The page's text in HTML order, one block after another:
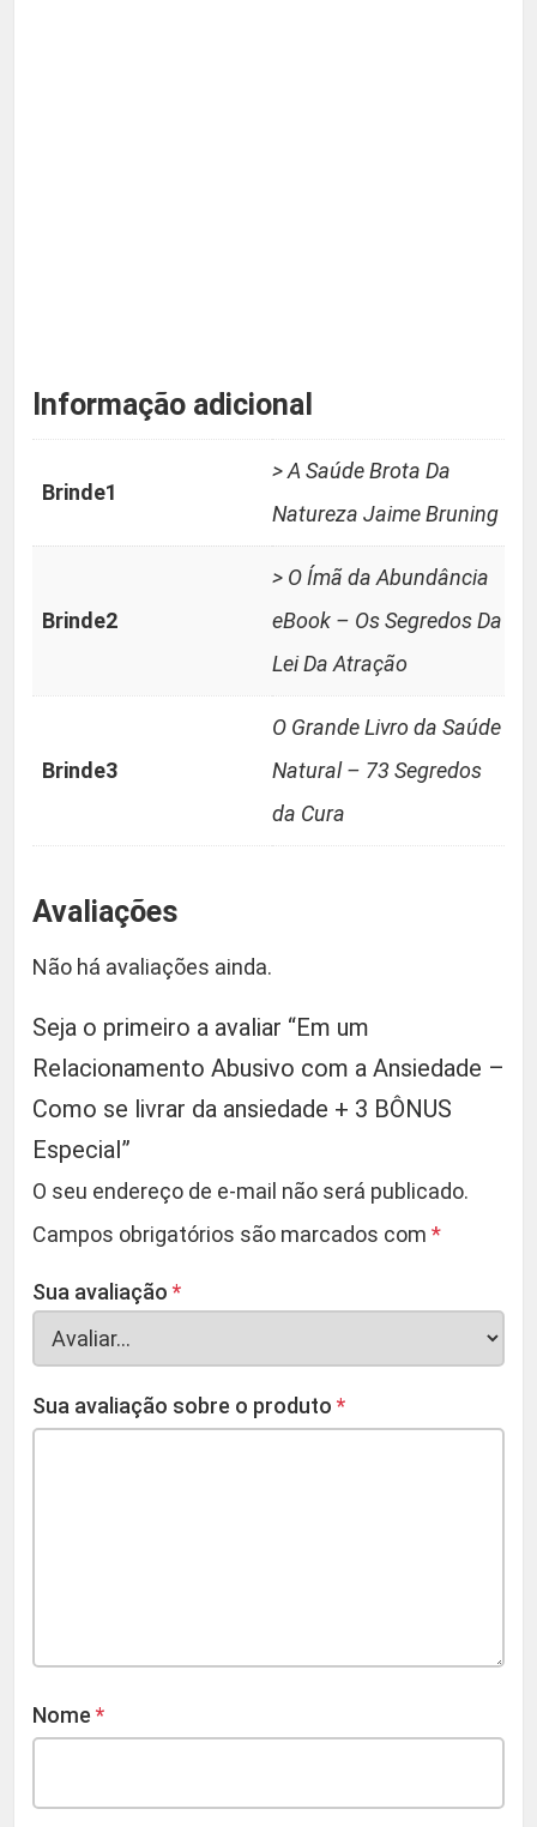
Informação adicional
Brinde1
> A Saúde Brota Da
Natureza Jaime Bruning
Brinde2
> O Ímã da Abundância
eBook – Os Segredos Da
Lei Da Atração
Brinde3
O Grande Livro da Saúde
Natural – 73 Segredos
da Cura
Avaliações
Não há avaliações ainda.
Seja o primeiro a avaliar “Em um
Relacionamento Abusivo com a Ansiedade –
Como se livrar da ansiedade + 3 BÔNUS
Especial”
O seu endereço de e-mail não será publicado.
Campos obrigatórios são marcados com *
Sua avaliação *
Sua avaliação sobre o produto *
Nome *